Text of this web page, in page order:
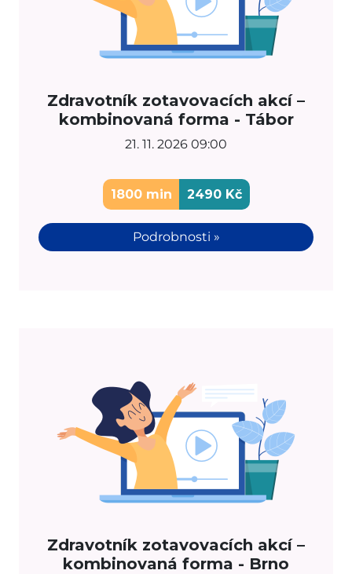
Zdravotník zotavovacích akcí –
kombinovaná forma - Tábor
21. 11. 2026 09:00
1800 min 2490 Kč
Podrobnosti »
Zdravotník zotavovacích akcí –
kombinovaná forma - Brno